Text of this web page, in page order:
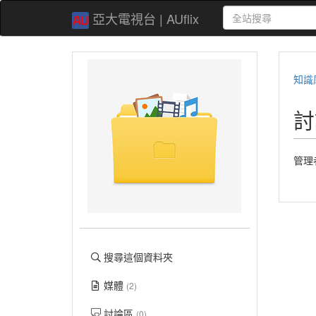
亞大電視台 | AUflix
搜尋這個資料夾
媒體 (2)
討論區 (0)
知識
管理